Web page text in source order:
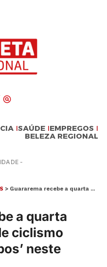
SAÚDE EMPREGOS
BELEZA REGIONAL
-
> Guararema recebe a quarta etapa da prova de ciclismo ‘Volta dos Farrapos’ neste domingo (30)
a quarta
ciclismo
neste